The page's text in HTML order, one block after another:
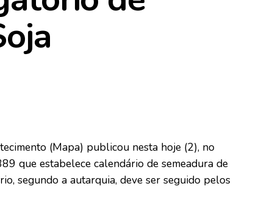
(Mapa) publicou nesta hoje (2), no
que estabelece calendário de semeadura de
segundo a autarquia, deve ser seguido pelos